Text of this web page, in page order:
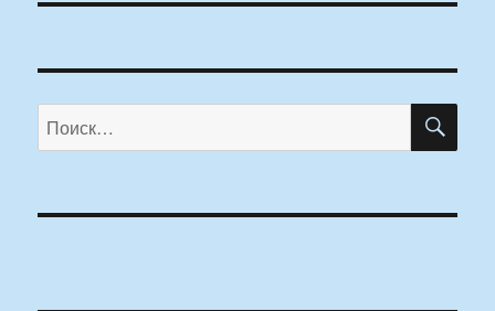
Искать: